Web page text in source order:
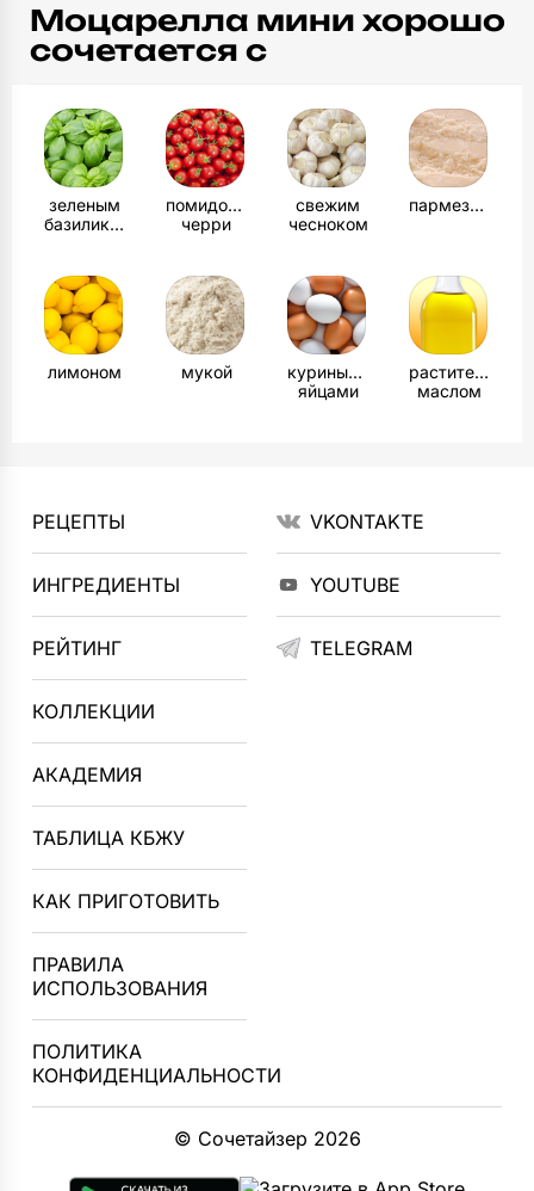
Моцарелла мини хорошо
сочетается с
зеленым
базиликом
помидорами
черри
свежим
чесноком
пармезаном
лимоном мукой
куриными
яйцами
растительным
маслом
РЕЦЕПТЫ
ИНГРЕДИЕНТЫ
РЕЙТИНГ
КОЛЛЕКЦИИ
АКАДЕМИЯ
ТАБЛИЦА КБЖУ
КАК ПРИГОТОВИТЬ
ПРАВИЛА
ИСПОЛЬЗОВАНИЯ
ПОЛИТИКА
КОНФИДЕНЦИАЛЬНОСТИ
VKONTAKTE
YOUTUBE
TELEGRAM
© Сочетайзер 2026